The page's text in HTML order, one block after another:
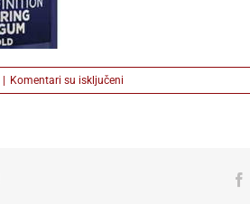
| Komentari su isključeni
Taft_ElectroForce_Plasma